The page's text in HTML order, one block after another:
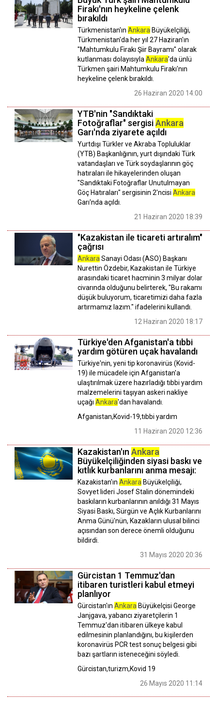
Firakı'nın heykeline çelenk
bırakıldı
Türkmenistan'ın Ankara Büyükelçiliği,
Türkmenistan'da her yıl 27 Haziran'ın
"Mahtumkulu Firakı Şiir Bayramı" olarak
kutlanması dolayısıyla Ankara'da ünlü
Türkmen şairi Mahtumkulu Firakı'nın
heykeline çelenk bırakıldı.
26 Haziran 2020 14:00
YTB'nin "Sandıktaki
Fotoğraflar" sergisiAnkara
Garı'nda ziyarete açıldı
Yurtdışı Türkler ve Akraba Topluluklar
(YTB) Başkanlığının, yurt dışındaki Türk
vatandaşları ve Türk soydaşlarının göç
hatıraları ile hikayelerinden oluşan
"Sandıktaki Fotoğraflar Unutulmayan
Göç Hatıraları" sergisinin 2'ncisi Ankara
Garı'nda açıldı.
21 Haziran 2020 18:39
"Kazakistan ile ticareti artıralım"
çağrısı
Ankara Sanayi Odası (ASO) Başkanı
Nurettin Özdebir, Kazakistan ile Türkiye
arasındaki ticaret hacminin 3 milyar dolar
civarında olduğunu belirterek, "Bu rakamı
düşük buluyorum, ticaretimizi daha fazla
artırmamız lazım." ifadelerini kullandı.
12 Haziran 2020 18:17
Türkiye'den Afganistan'a tıbbi
yardım götüren uçak havalandı
Türkiye'nin, yeni tip koronavirüs (Kovid-
19) ile mücadele için Afganistan'a
ulaştırılmak üzere hazırladığı tıbbi yardım
malzemelerini taşıyan askeri nakliye
uçağı Ankara'dan havalandı.
Afganistan,Kovid-19,tıbbi yardım
11 Haziran 2020 12:36
Kazakistan'ın Ankara
Büyükelçiliğinden siyasi baskı ve
kıtlık kurbanlarını anma mesajı:
Kazakistan'ın Ankara Büyükelçiliği,
Sovyet lideri Josef Stalin dönemindeki
baskıların kurbanlarının anıldığı 31 Mayıs
Siyasi Baskı, Sürgün ve Açlık Kurbanlarını
Anma Günü'nün, Kazakların ulusal bilinci
açısından son derece önemli olduğunu
bildirdi.
31 Mayıs 2020 20:36
Gürcistan 1 Temmuz'dan
itibaren turistleri kabul etmeyi
planlıyor
Gürcistan'ın Ankara Büyükelçisi George
Janjgava, yabancı ziyaretçilerin 1
Temmuz'dan itibaren ülkeye kabul
edilmesinin planlandığını, bu kişilerden
koronavirüs PCR test sonuç belgesi gibi
bazı şartların isteneceğini söyledi.
Gürcistan,turizm,Kovid 19
26 Mayıs 2020 11:14